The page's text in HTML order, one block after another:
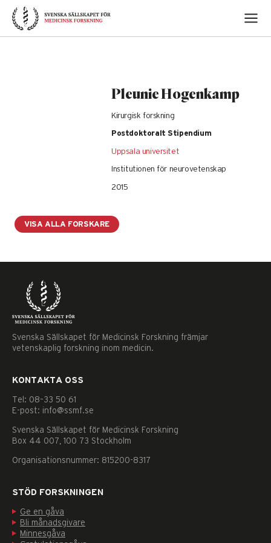
Skip
content
Pleunie Hogenkamp
Kirurgisk forskning
Postdoktoralt Stipendium
Uppsala universitet
Institutionen för neurovetenskap
2015
VISA ALLA FORSKARE
Svenska Sällskapet för Medicinsk Forskning främjar
vetenskaplig forskning inom medicin.
KONTAKTA OSS
Tel: 08–33 50 61
E-post: info@ssmf.se
Svenska Sällskapet för Medicinsk Forskning
Box 44 007, 100 73 Stockholm
Organisationsnummer: 815200-8317
STÖD FORSKNINGEN
Ge en gåva
Bli månadsgivare
Minnesgåva
Nödvändiga